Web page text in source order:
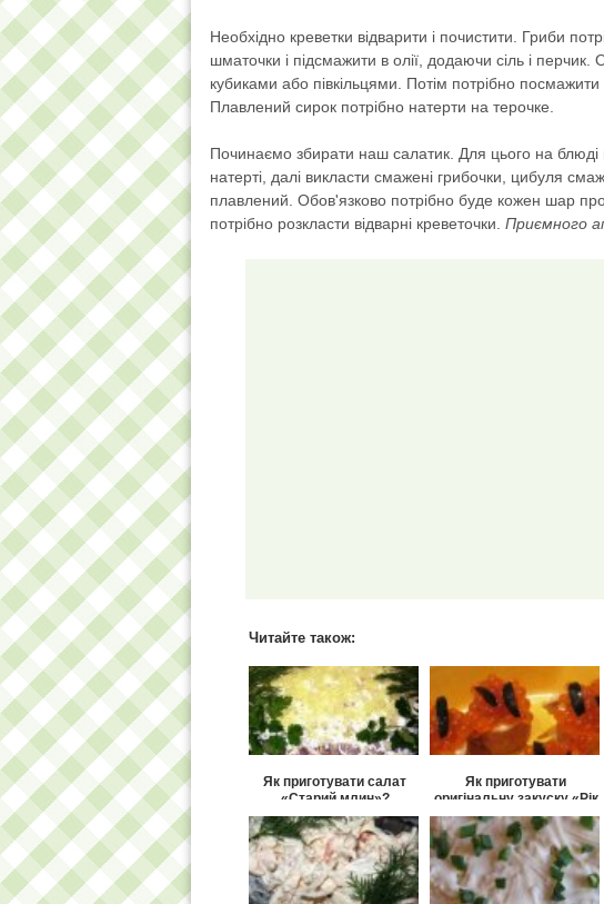
Необхідно креветки відварити і почистити. Гриби
шматочки і підсмажити в олії, додаючи сіль і перчик.
кубиками або півкільцями. Потім потрібно
Плавлений сирок потрібно натерти на терочке.
Починаємо збирати наш салатик. Для цього на
натерті, далі викласти смажені грибочки, цибуля
плавлений. Обов'язково потрібно буде кожен шар
потрібно розкласти відварні креветочки. Приємного
Читайте також:
Як приготувати салат
«Старий млин»?
Як приготувати
оригінальну закуску «Рік
тигра»?